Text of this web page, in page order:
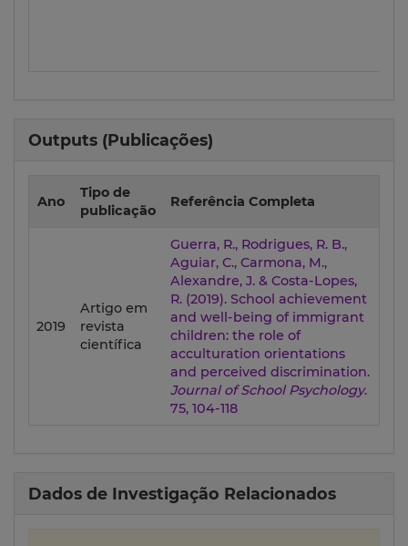
Outputs (Publicações)
Ano
Tipo de
publicação
Referência Completa
2019
Artigo em
revista
científica
Guerra, R., Rodrigues, R. B.,
Aguiar, C., Carmona, M.,
Alexandre, J. & Costa-Lopes,
R. (2019). School achievement
and well-being of immigrant
children: the role of
acculturation orientations
and perceived discrimination.
Journal of School Psychology.
75, 104-118
Dados de Investigação Relacionados